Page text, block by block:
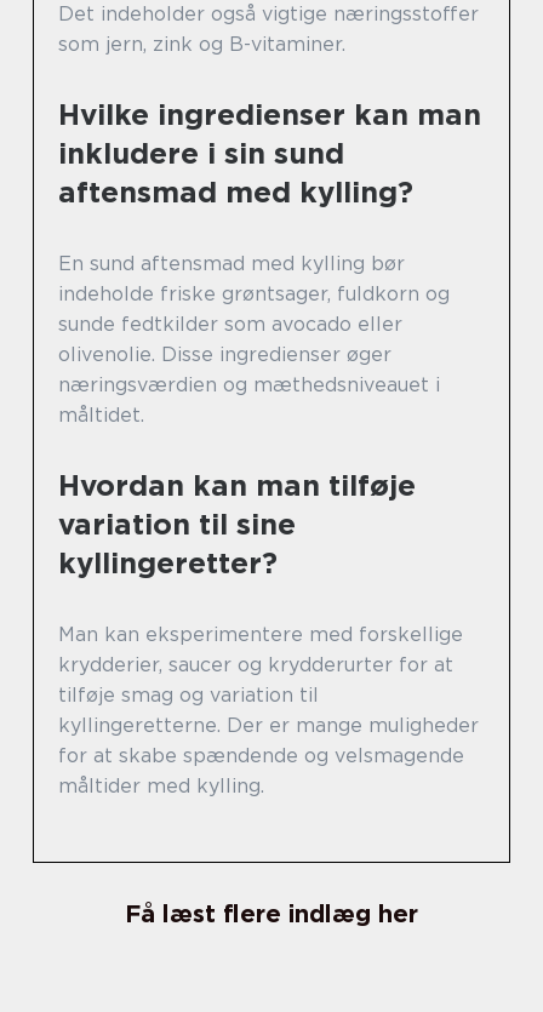
Det indeholder også vigtige næringsstoffer
som jern, zink og B-vitaminer.
Hvilke ingredienser kan man
inkludere i sin sund
aftensmad med kylling?
En sund aftensmad med kylling bør
indeholde friske grøntsager, fuldkorn og
sunde fedtkilder som avocado eller
olivenolie. Disse ingredienser øger
næringsværdien og mæthedsniveauet i
måltidet.
Hvordan kan man tilføje
variation til sine
kyllingeretter?
Man kan eksperimentere med forskellige
krydderier, saucer og krydderurter for at
tilføje smag og variation til
kyllingeretterne. Der er mange muligheder
for at skabe spændende og velsmagende
måltider med kylling.
Få læst flere indlæg her